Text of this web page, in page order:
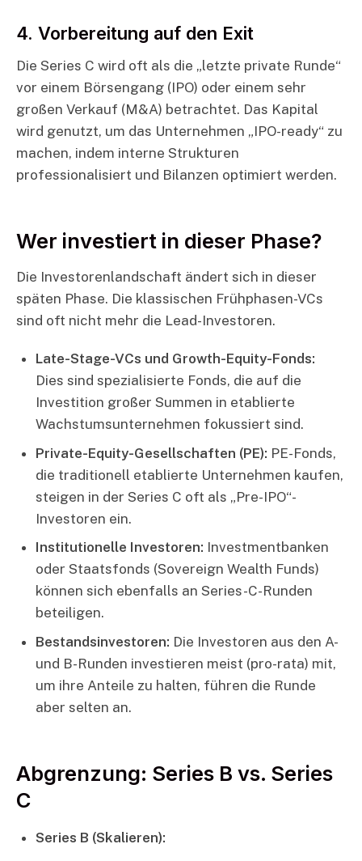
4. Vorbereitung auf den Exit
Die Series C wird oft als die „letzte private Runde“
vor einem Börsengang (IPO) oder einem sehr
großen Verkauf (M&A) betrachtet. Das Kapital
wird genutzt, um das Unternehmen „IPO-ready“ zu
machen, indem interne Strukturen
professionalisiert und Bilanzen optimiert werden.
Wer investiert in dieser Phase?
Die Investorenlandschaft ändert sich in dieser
späten Phase. Die klassischen Frühphasen-VCs
sind oft nicht mehr die Lead-Investoren.
Late-Stage-VCs und Growth-Equity-Fonds:
Dies sind spezialisierte Fonds, die auf die
Investition großer Summen in etablierte
Wachstumsunternehmen fokussiert sind.
Private-Equity-Gesellschaften (PE): PE-Fonds,
die traditionell etablierte Unternehmen kaufen,
steigen in der Series C oft als „Pre-IPO“-
Investoren ein.
Institutionelle Investoren: Investmentbanken
oder Staatsfonds (Sovereign Wealth Funds)
können sich ebenfalls an Series-C-Runden
beteiligen.
Bestandsinvestoren: Die Investoren aus den A-
und B-Runden investieren meist (pro-rata) mit,
um ihre Anteile zu halten, führen die Runde
aber selten an.
Abgrenzung: Series B vs. Series
C
Series B (Skalieren):